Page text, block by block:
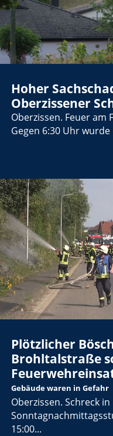
Hoher
Oberzissener
Oberzissen. Feuer am
Gegen 6:30 Uhr wurde
Plötzlicher
Brohltalstraße
Gebäude waren in Gefahr
Oberzissen. Schreck in
15:00...